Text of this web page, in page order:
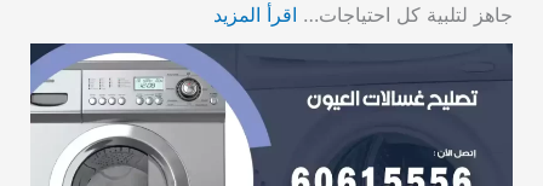
جاهز لتلبية كل احتياجات… اقرأ المزيد